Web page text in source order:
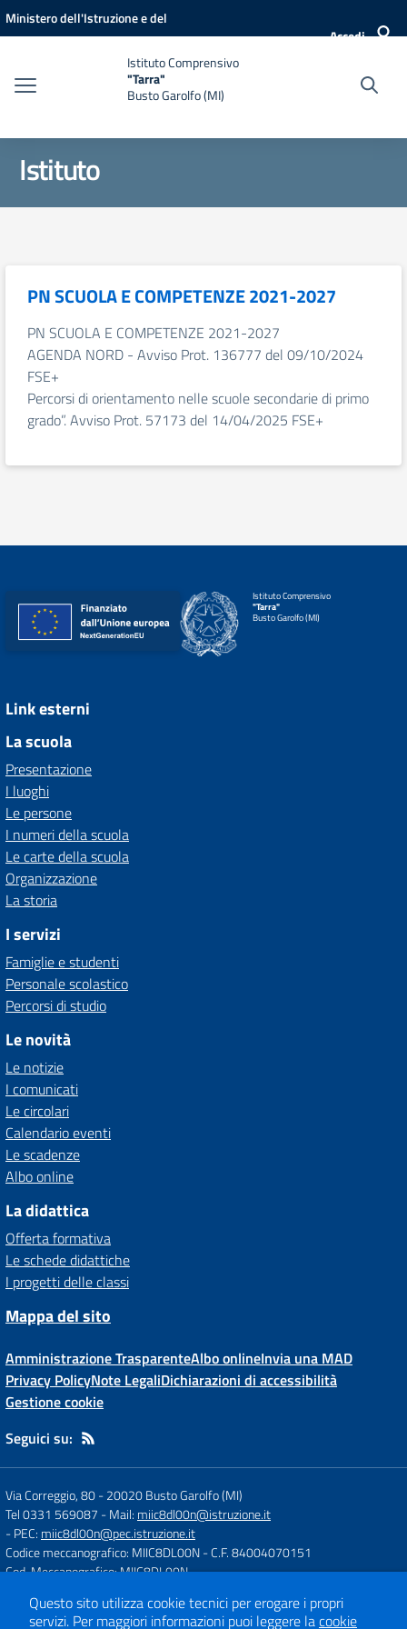
Vai ai contenuti
Vai al menu di navigazione
Vai al footer
Ministero dell'Istruzione e del
Accedi
Istituto Comprensivo
"Tarra"
Busto Garolfo (MI)
Istituto
PN SCUOLA E COMPETENZE 2021-2027
PN SCUOLA E COMPETENZE 2021-2027
AGENDA NORD - Avviso Prot. 136777 del 09/10/2024
FSE+
Percorsi di orientamento nelle scuole secondarie di primo
grado”. Avviso Prot. 57173 del 14/04/2025 FSE+
Istituto Comprensivo
"Tarra"
Busto Garolfo (MI)
Link esterni
La scuola
Presentazione
I luoghi
Le persone
I numeri della scuola
Le carte della scuola
Organizzazione
La storia
I servizi
Famiglie e studenti
Personale scolastico
Percorsi di studio
Le novità
Le notizie
I comunicati
Le circolari
Calendario eventi
Le scadenze
Albo online
La didattica
Offerta formativa
Le schede didattiche
I progetti delle classi
Mappa del sito
Amministrazione TrasparenteAlbo onlineInvia una MAD
Privacy PolicyNote LegaliDichiarazioni di accessibilità
Gestione cookie
Seguici su:
Via Correggio, 80-20020 Busto Garolfo (MI)
Tel 0331 569087 - Mail: miic8dl00n@istruzione.it
- PEC: miic8dl00n@pec.istruzione.it
Codice meccanografico: MIIC8DL00N- C.F. 84004070151
Cod. Meccanografico: MIIC8DL00N
Concept & Design by Designers Italia
Questo sito utilizza cookie tecnici per erogare i propri
servizi. Per maggiori informazioni puoi leggere lacookie